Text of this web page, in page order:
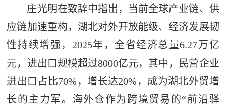
庄光明在致辞中指出，当前全球产业链、供
应链加速重构，湖北对外开放能级、经济发展韧
性持续增强，2025年，全省经济总量6.27万亿
元，进出口规模超过8000亿元，其中，民营企业
进出口占比70%，增长达20%，成为湖北外贸增
长的主力军。海外仓作为跨境贸易的“前沿驿